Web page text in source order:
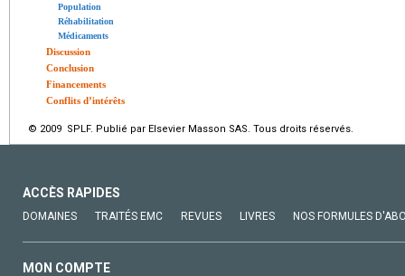
Population
Réhabilitation
Médicaments
Discussion
Conclusion
Financements
Conflits d’intérêts
© 2009 SPLF. Publié par Elsevier Masson SAS. Tous droits réservés.
ACCÈS RAPIDES
DOMAINES TRAITÉS EMC REVUES LIVRES NOS FORMULES
MON COMPTE